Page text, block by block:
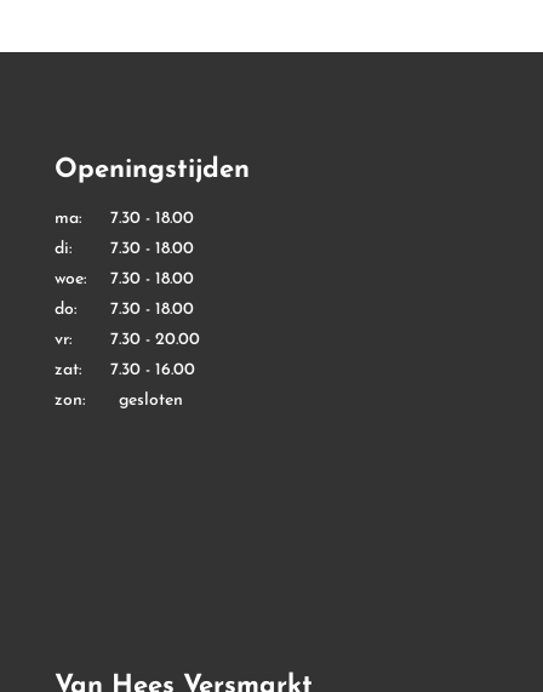
Openingstijden
ma: 7.30 - 18.00
di: 7.30 - 18.00
woe: 7.30 - 18.00
do: 7.30 - 18.00
vr: 7.30 - 20.00
zat: 7.30 - 16.00
zon: gesloten